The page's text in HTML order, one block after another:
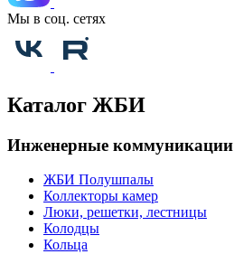
Мы в соц. сетях
Каталог ЖБИ
Инженерные коммуникации
ЖБИ Полушпалы
Коллекторы камер
Люки, решетки, лестницы
Колодцы
Кольца